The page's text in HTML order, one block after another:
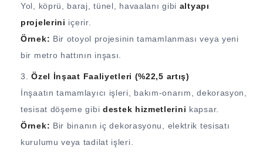
Yol, köprü, baraj, tünel, havaalanı gibi altyapı
projelerini içerir.
Örnek: Bir otoyol projesinin tamamlanması veya yeni
bir metro hattının inşası.
Özel İnşaat Faaliyetleri (%22,5 artış)
İnşaatın tamamlayıcı işleri, bakım-onarım, dekorasyon,
tesisat döşeme gibi destek hizmetlerini kapsar.
Örnek: Bir binanın iç dekorasyonu, elektrik tesisatı
kurulumu veya tadilat işleri.